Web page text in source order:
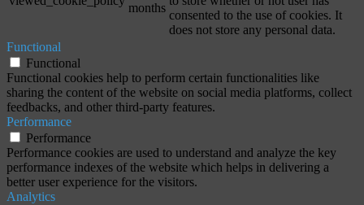
months
consented to the use of cookies. It
does not store any personal data.
Functional
Functional
Functional cookies help to perform certain functionalities like
sharing the content of the website on social media platforms, collect
feedbacks, and other third-party features.
Performance
Performance
Performance cookies are used to understand and analyze the key
performance indexes of the website which helps in delivering a
better user experience for the visitors.
Analytics